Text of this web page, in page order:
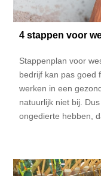
4 stappen voor
Stappenplan voor
bedrijf kan pas goed
werken in een
natuurlijk niet bij.
ongedierte hebben,